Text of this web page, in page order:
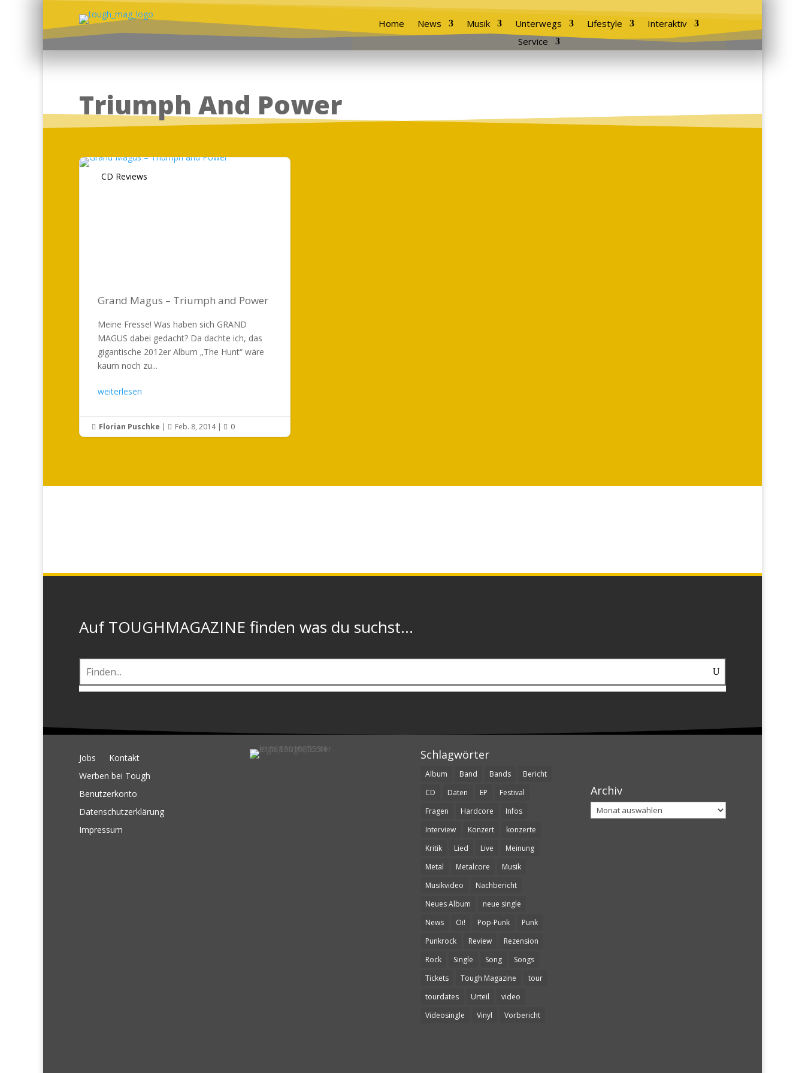
Home News Musik Unterwegs Lifestyle
Interaktiv
Service
Triumph And Power
CD Reviews
Grand Magus – Triumph and Power
Meine Fresse! Was haben sich GRAND
MAGUS dabei gedacht? Da dachte ich, das
gigantische 2012er Album „The Hunt“ wäre
kaum noch zu...
weiterlesen
 Florian Puschke |  Feb. 8, 2014|  0
Auf TOUGHMAGAZINE finden was du suchst...
Jobs
Kontakt
Werben bei Tough
Benutzerkonto
Datenschutzerklärung
Impressum
Schlagwörter
Album Band Bands
Bericht
CD
Daten EP
Festival
Fragen
Hardcore
Infos
Interview
Konzert
konzerte
Kritik
Lied Live
Meinung
Metal
Metalcore
Musik
Musikvideo
Nachbericht
Neues Album
neue single
News
Oi! Pop-Punk
Punk
Punkrock
Review
Rezension
Rock
Single Song
Songs
Tickets
Tough Magazine
tour
tourdates
Urteil
video
Videosingle
Vinyl Vorbericht
Archiv
Archiv